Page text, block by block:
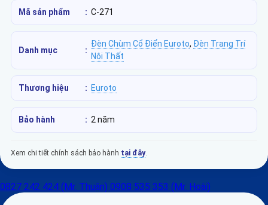
Mã sản phẩm : C-271
Danh mục :
Đèn Chùm Cổ Điển Euroto, Đèn Trang Trí
Nội Thất
Thương hiệu : Euroto
Bảo hành : 2 năm
Xem chi tiết chính sách bảo hành tại đây.
0827 242 424 (Mr. Thuận) 0908 535 353 (Mr. Hoài)